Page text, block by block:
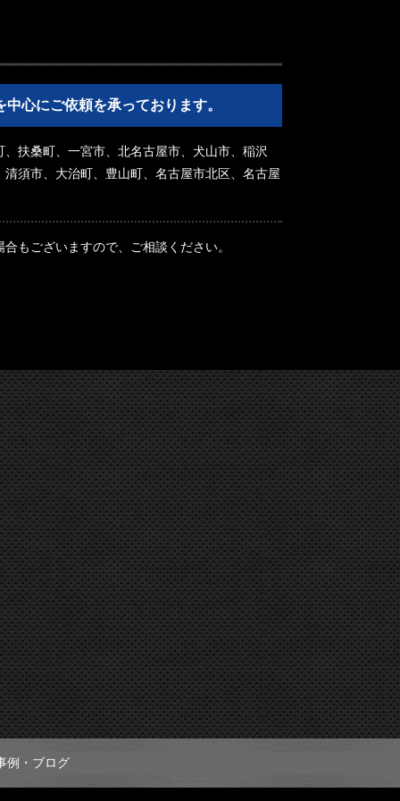
心にご依頼を承っております。
扶桑町、一宮市、北名古屋市、犬山市、稲沢
須市、大治町、豊山町、名古屋市北区、名古屋
もございますので、ご相談ください。
例・ブログ